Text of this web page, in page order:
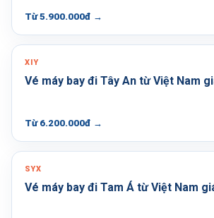
Từ 5.900.000đ →
XIY
Vé máy bay đi Tây An từ Việt Nam
Từ 6.200.000đ →
SYX
Vé máy bay đi Tam Á từ Việt Nam